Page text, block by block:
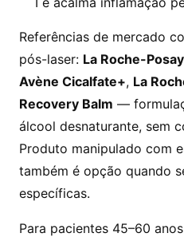
Referências de mercado
pós-laser: La Roche-
Avène Cicalfate+, La
Recovery Balm —
álcool desnaturante, sem
Produto manipulado com
também é opção quando
específicas.
Para pacientes 45–60